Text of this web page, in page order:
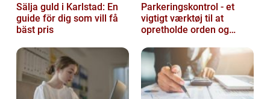
Sälja guld i Karlstad: En
guide för dig som vill få
bäst pris
Parkeringskontrol - et
vigtigt værktøj til at
opretholde orden og